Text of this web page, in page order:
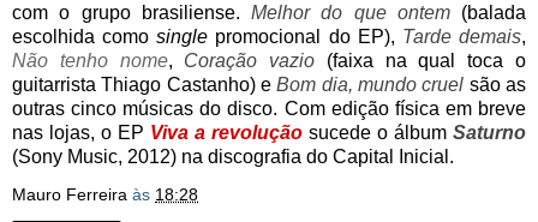
com o grupo brasiliense. Melhor do que ontem(balada
escolhida comosingle promocional do EP), Tarde demais,
Não tenho nome, Coração vazio (faixa na qual toca o
guitarrista Thiago Castanho) eBom dia, mundo cruel são as
outras cinco músicas do disco. Com edição física em breve
nas lojas, o EP Viva a revolução sucede o álbum Saturno
(Sony Music, 2012) na discografia do Capital Inicial.
Mauro Ferreira às 18:28